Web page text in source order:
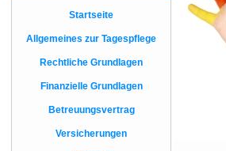
Startseite
Allgemeines zur Tagespflege
Rechtliche Grundlagen
Finanzielle Grundlagen
Betreuungsvertrag
Versicherungen